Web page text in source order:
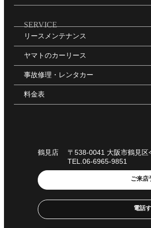
SERVICE
リースメンテナンス
ヤマトのカーリース
事故修理・レンタカー
料金表
鶴見店
〒538-0041 大阪市鶴見区
TEL.06-6965-9851
ご来店
電話